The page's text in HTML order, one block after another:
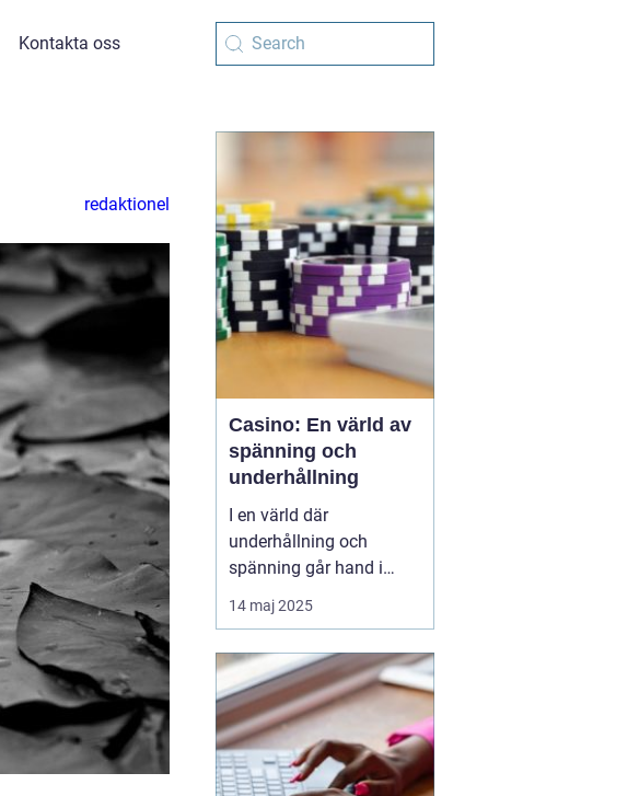
Kontakta oss
redaktionel
Casino: En värld av
spänning och
underhållning
I en värld där
underhållning och
spänning går hand i
hand, står casinon som
en av de mest ikoniska
av tidsfördriv. Casinon
erbjuder en unik mix av
lyx, adrenalin och
möjligheter att vin...
14 maj 2025